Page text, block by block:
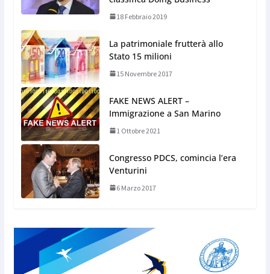
18 Febbraio 2019
La patrimoniale frutterà allo
Stato 15 milioni
15 Novembre 2017
FAKE NEWS ALERT –
Immigrazione a San Marino
1 Ottobre 2021
Congresso PDCS, comincia l’era
Venturini
6 Marzo 2017